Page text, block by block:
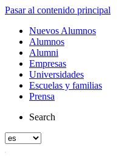
Pasar al contenido principal
Nuevos Alumnos
Alumnos
Alumni
Empresas
Universidades
Escuelas y familias
Prensa
Search